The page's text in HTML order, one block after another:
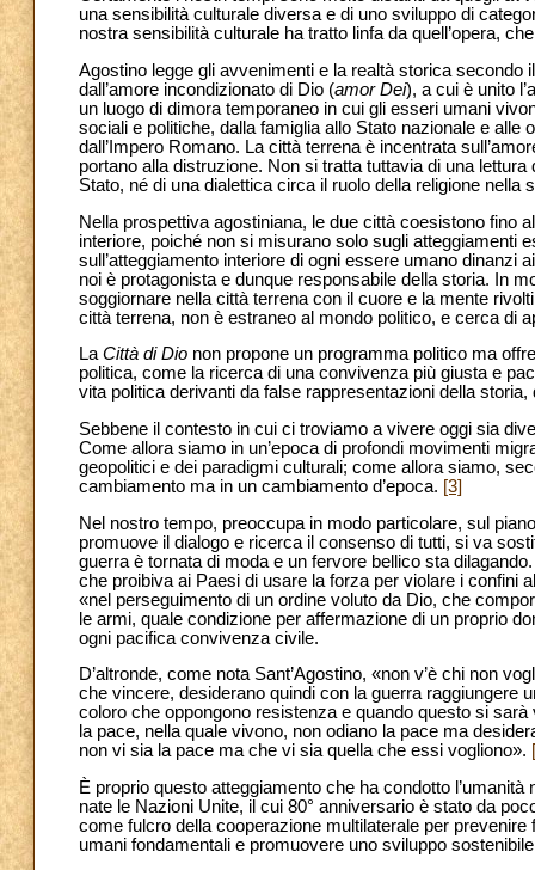
una sensibilità culturale diversa e di uno sviluppo di
nostra sensibilità culturale ha tratto linfa da quell’opera,
Agostino legge gli avvenimenti e la realtà storica
dall’amore incondizionato di Dio (amor Dei), a cui è unito
un luogo di dimora temporaneo in cui gli esseri umani
sociali e politiche, dalla famiglia allo Stato nazionale e
dall’Impero Romano. La città terrena è incentrata
portano alla distruzione. Non si tratta tuttavia di una lettura
Stato, né di una dialettica circa il ruolo della religione nella
Nella prospettiva agostiniana, le due città coesistono fino
interiore, poiché non si misurano solo sugli atteggiamenti
sull’atteggiamento interiore di ogni essere umano dinanzi
noi è protagonista e dunque responsabile della storia. In
soggiornare nella città terrena con il cuore e la mente
città terrena, non è estraneo al mondo politico, e cerca di
LaCittà di Dio non propone un programma politico ma
politica, come la ricerca di una convivenza più giusta e
vita politica derivanti da false rappresentazioni della
Sebbene il contesto in cui ci troviamo a vivere oggi sia
Come allora siamo in un’epoca di profondi movimenti
geopolitici e dei paradigmi culturali; come allora siamo,
cambiamento ma in un cambiamento d’epoca. [3]
Nel nostro tempo, preoccupa in modo particolare, sul
promuove il dialogo e ricerca il consenso di tutti, si va
guerra è tornata di moda e un fervore bellico sta
che proibiva ai Paesi di usare la forza per violare i confini
«nel perseguimento di un ordine voluto da Dio, che
le armi, quale condizione per affermazione di un proprio
ogni pacifica convivenza civile.
D’altronde, come nota Sant’Agostino, «non v’è chi non
che vincere, desiderano quindi con la guerra raggiungere
coloro che oppongono resistenza e quando questo si
la pace, nella quale vivono, non odiano la pace ma
non vi sia la pace ma che vi sia quella che essi vogliono».
È proprio questo atteggiamento che ha condotto
nate le Nazioni Unite, il cui 80° anniversario è stato da
come fulcro della cooperazione multilaterale per
umani fondamentali e promuovere uno sviluppo